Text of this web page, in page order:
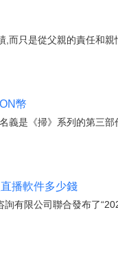
而只是從父親的責任和
幣
義是《掃》系列的第三
播軟件多少錢
有限公司聯合發布了